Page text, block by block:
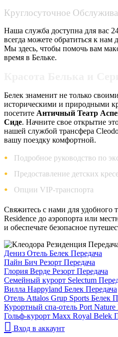
Круглосуточное
Наша служба доступна для вас
всегда можете обратиться к нам
Мы здесь, чтобы помочь вам
время в Бельке.
Белек знаменит не только
историческими и природными
посетите Античный Театр
Сиде. Начните свое открытие
нашей службой трансфера
вашу поездку комфортной.
Подробное руководство по
Предоставление детских
Опции VIP-транспорта
Свяжитесь с нами для удобного
Residence до аэропорта или
и обеспечьте безопасное
Дениз Отель Белек Передача
Пайн Бич Резорт Передача
Глория Верде Резорт Передача
Семейный курорт Selectum
Вилла Happyland Белек Передача
Отель Attalos Grup Sports Белек
Курортный спа-отель Port Nature
Гольф-курорт Maxx Royal Belek
Вход в аккаунт